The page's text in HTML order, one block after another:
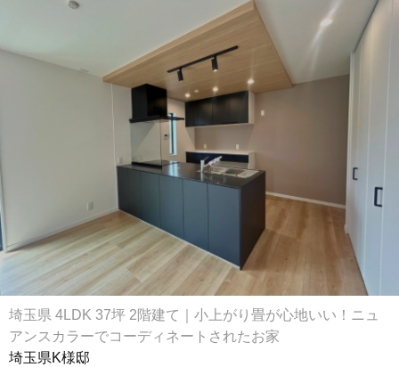
埼玉県 4LDK 37坪 2階建て｜小上がり畳が心地いい！ニュ
アンスカラーでコーディネートされたお家
埼玉県K様邸